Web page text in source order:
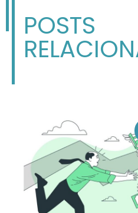
POSTS